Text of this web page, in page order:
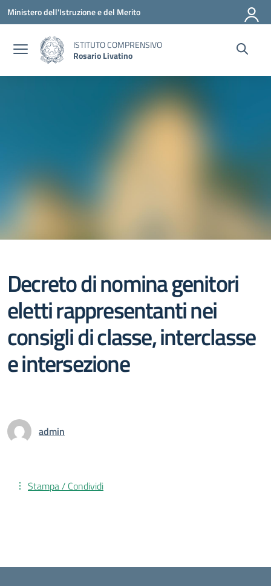
Vai ai contenuti
Vai al menu di navigazione
Vai al footer
Ministero dell'Istruzione e del Merito
ISTITUTO COMPRENSIVO
Rosario Livatino
Decreto di nomina genitori
eletti rappresentanti nei
consigli di classe, interclasse
e intersezione
admin
Stampa / Condividi